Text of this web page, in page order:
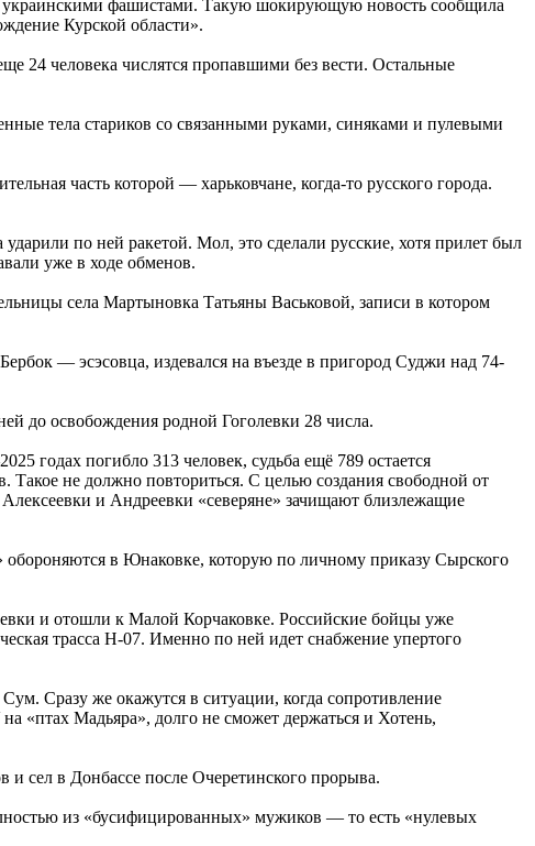
украинскими фашистами. Такую шокирующую новость сообщила
Курской области».
24 человека числятся пропавшими без вести. Остальные
тела стариков со связанными руками, синяками и пулевыми
часть которой — харьковчане, когда-то русского города.
по ней ракетой. Мол, это сделали русские, хотя прилет был
уже в ходе обменов.
села Мартыновка Татьяны Васьковой, записи в котором
— эсэсовца, издевался на въезде в пригород Суджи над 74-
до освобождения родной Гоголевки 28 числа.
годах погибло 313 человек, судьба ещё 789 остается
не должно повториться. С целью создания свободной от
и Андреевки «северяне» зачищают близлежащие
обороняются в Юнаковке, которую по личному приказу Сырского
и отошли к Малой Корчаковке. Российские бойцы уже
трасса Н-07. Именно по ней идет снабжение упертого
Сразу же окажутся в ситуации, когда сопротивление
«птах Мадьяра», долго не сможет держаться и Хотень,
сел в Донбассе после Очеретинского прорыва.
из «бусифицированных» мужиков — то есть «нулевых